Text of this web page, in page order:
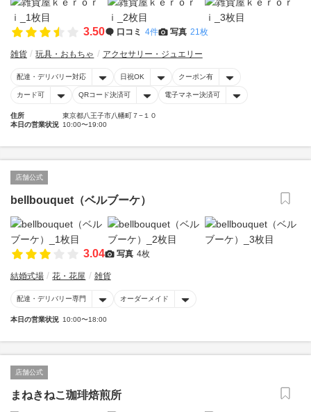
3.50 口コミ 4件 写真 21枚
雑貨 玩具・おもちゃ アクセサリー・ジュエリー
配達・デリバリー対応 日祝OK クーポン有
カード可 QRコード決済可 電子マネー決済可
住所
東京都八王子市八幡町７−１０
本日の営業状況 10:00〜19:00
店舗公式
bellbouquet（ベルブーケ）
3.04 写真 4枚
結婚式場 花・花屋 雑貨
配達・デリバリー専門 オーダーメイド
本日の営業状況 10:00〜18:00
店舗公式
まねきねこ珈琲焙煎所